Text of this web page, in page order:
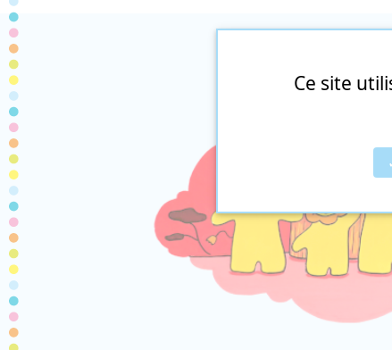
Ce site